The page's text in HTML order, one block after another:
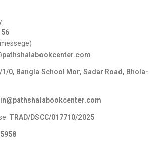
1/0, Bangla School Mor, Sadar Road, Bhola-
TRAD/DSCC/017710/2025